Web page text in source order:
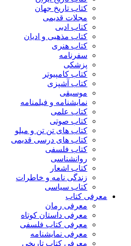
کتاب تاریخ جهان
مجلات قدیمی
کتاب ادبی
کتاب مذهبی و ادیان
کتاب هنری
سفرنامه
پزشکی
کتاب کامپیوتر
کتاب آشپزی
موسیقی
نمایشنامه و فیلمنامه
کتاب علمی
کتاب صوتی
کتاب های تن تن و میلو
کتاب های درسی قدیمی
کتاب فلسفی
روانشناسی
کتاب اشعار
زندگی نامه و خاطرات
کتاب سیاسی
معرفی کتاب
معرفی رمان
معرفی داستان کوتاه
معرفی کتاب فلسفی
معرفی نمایشنامه
معرفی کتاب تاریخی